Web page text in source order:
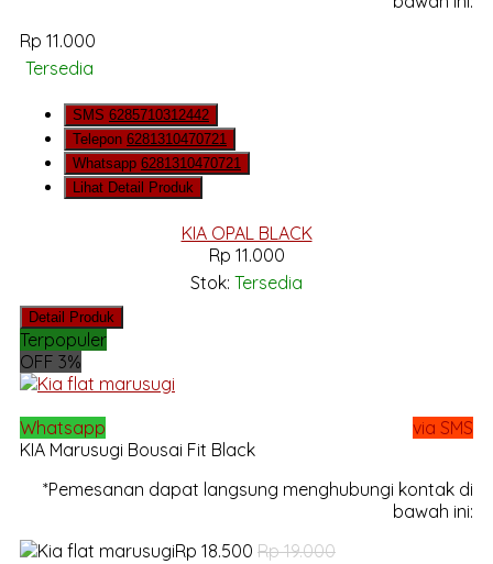
Rp 11.000
Tersedia
SMS 6285710312442
Telepon 6281310470721
Whatsapp 6281310470721
Lihat Detail Produk
KIA OPAL BLACK
Rp 11.000
Stok: Tersedia
Detail Produk
Terpopuler
OFF 3%
Whatsapp
via SMS
KIA Marusugi Bousai Fit Black
*Pemesanan dapat langsung menghubungi kontak di
bawah ini:
Rp 18.500 Rp 19.000